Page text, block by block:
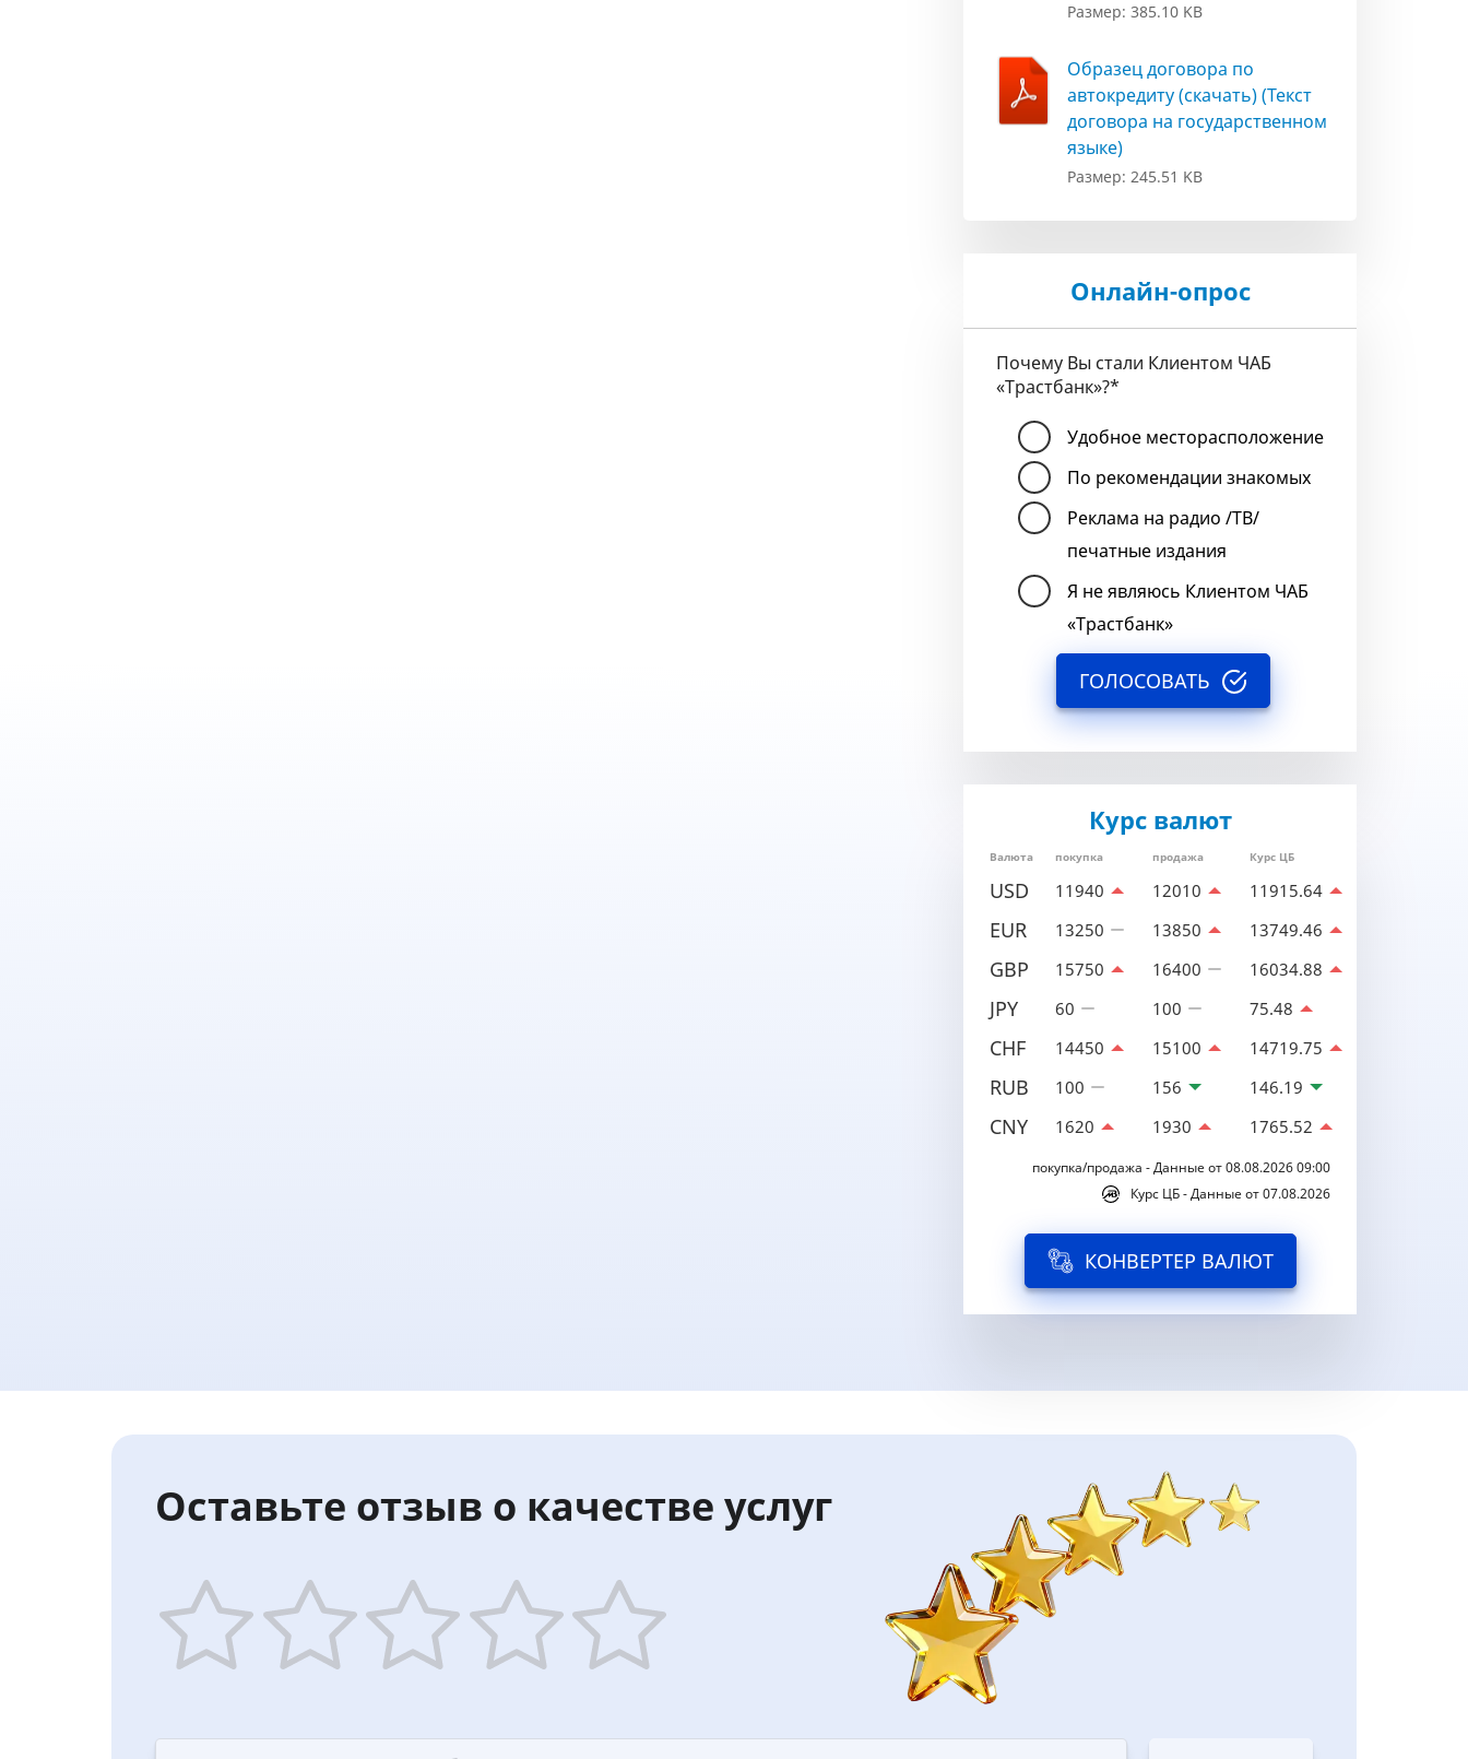
Размер: 385.10 KB
Образец договора по
автокредиту (скачать) (Текст
договора на государственном
языке)
Размер: 245.51 KB
Онлайн-опрос
Почему Вы стали Клиентом ЧАБ
«Трастбанк»?*
Удобное месторасположение
По рекомендации знакомых
Реклама на радио /ТВ/
печатные издания
Я не являюсь Клиентом ЧАБ
«Трастбанк»
ГОЛОСОВАТЬ
Курс валют
Валюта покупка продажа Курс ЦБ
USD 11940 12010 11915.64
EUR 13250 13850 13749.46
GBP 15750 16400 16034.88
JPY 60 100 75.48
CHF 14450 15100 14719.75
RUB 100 156 146.19
CNY 1620 1930 1765.52
покупка/продажа - Данные от 08.08.2026 09:00
Курс ЦБ - Данные от 07.08.2026
КОНВЕРТЕР ВАЛЮТ
Оставьте отзыв о качестве услуг